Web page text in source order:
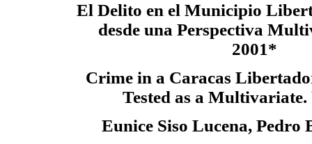
El Delito en el Municipio
desde una Perspectiva
2001*
Crime in a Caracas
Tested as a Multivariate.
Eunice Siso Lucena, Pedro